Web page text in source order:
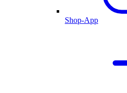
Shop-App